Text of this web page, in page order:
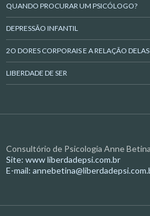
QUANDO PROCURAR UM PSICÓLOGO?
DEPRESSÃO INFANTIL
2O DORES CORPORAIS E A RELAÇÃO
LIBERDADE DE SER
Consultório de Psicologia Anne
Site: www liberdadepsi.com.br
E-mail: